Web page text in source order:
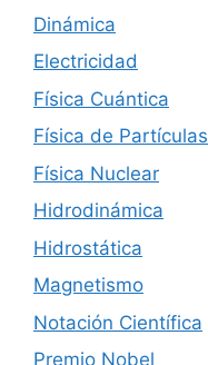
Dinámica
Electricidad
Física Cuántica
Física de Partículas
Física Nuclear
Hidrodinámica
Hidrostática
Magnetismo
Notación Científica
Premio Nobel